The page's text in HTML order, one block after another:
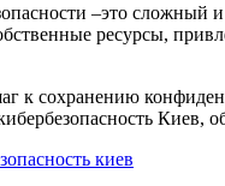
–это
ресурсы,
к сохранению
Киев,
киев